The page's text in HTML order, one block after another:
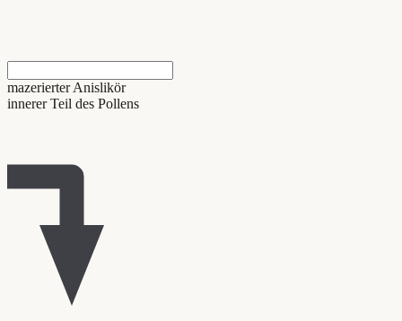
mazerierter Anislikör
innerer Teil des Pollens